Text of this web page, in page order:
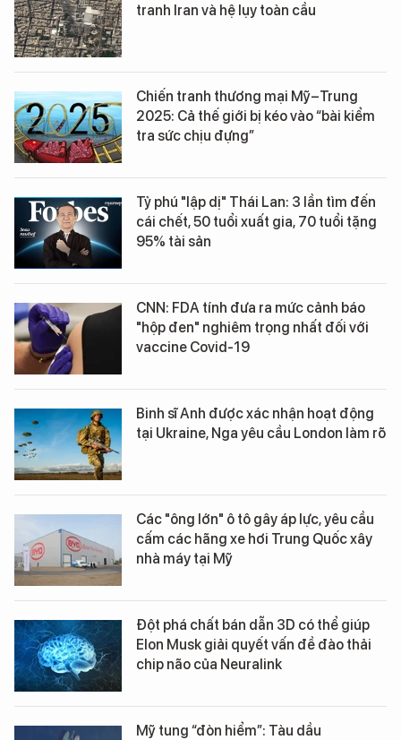
tranh Iran và hệ lụy toàn cầu
Chiến tranh thương mại Mỹ–Trung
2025: Cả thế giới bị kéo vào “bài kiểm
tra sức chịu đựng”
Tỷ phú "lập dị" Thái Lan: 3 lần tìm đến
cái chết, 50 tuổi xuất gia, 70 tuổi tặng
95% tài sản
CNN: FDA tính đưa ra mức cảnh báo
"hộp đen" nghiêm trọng nhất đối với
vaccine Covid-19
Binh sĩ Anh được xác nhận hoạt động
tại Ukraine, Nga yêu cầu London làm rõ
Các "ông lớn" ô tô gây áp lực, yêu cầu
cấm các hãng xe hơi Trung Quốc xây
nhà máy tại Mỹ
Đột phá chất bán dẫn 3D có thể giúp
Elon Musk giải quyết vấn đề đào thải
chip não của Neuralink
Mỹ tung “đòn hiểm”: Tàu dầu